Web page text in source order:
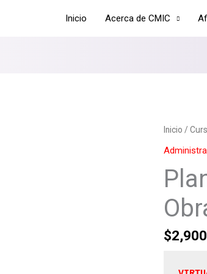
Inicio Acerca de CMIC
Inicio /
$
Planeación
y
de
Obra
cantidad